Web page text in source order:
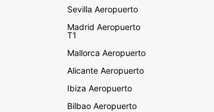
Sevilla Aeropuerto
Madrid Aeropuerto
T1
Mallorca Aeropuerto
Alicante Aeropuerto
Ibiza Aeropuerto
Bilbao Aeropuerto